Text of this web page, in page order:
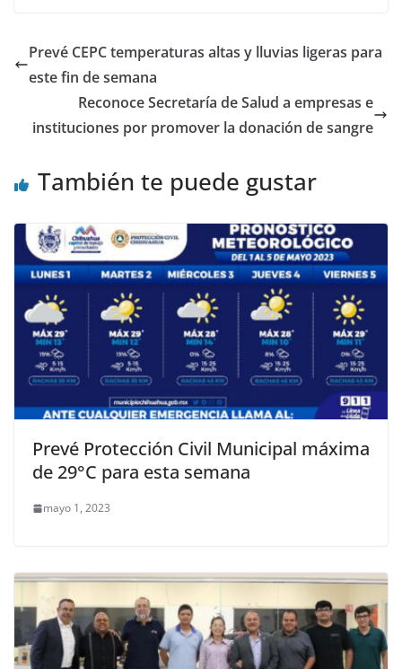
Prevé CEPC temperaturas altas y lluvias ligeras para
este fin de semana
Reconoce Secretaría de Salud a empresas e
instituciones por promover la donación de sangre
También te puede gustar
Prevé Protección Civil Municipal máxima
de 29°C para esta semana
mayo 1, 2023